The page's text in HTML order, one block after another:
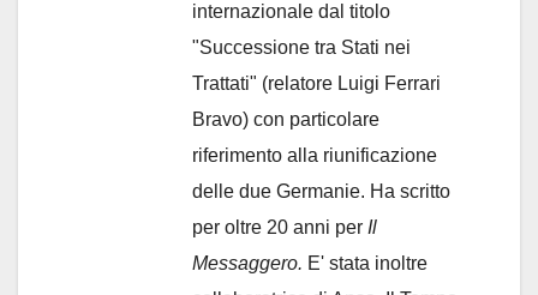
internazionale dal titolo
"Successione tra Stati nei
Trattati" (relatore Luigi Ferrari
Bravo) con particolare
riferimento alla riunificazione
delle due Germanie. Ha scritto
per oltre 20 anni per Il
Messaggero. E' stata inoltre